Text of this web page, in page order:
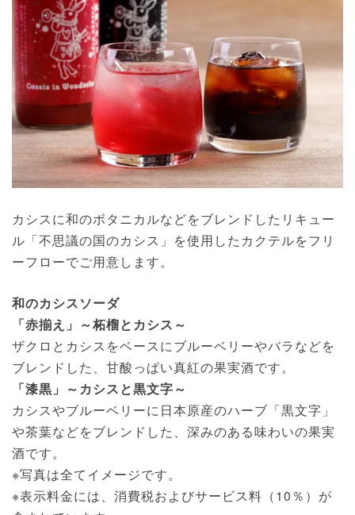
カシスに和のボタニカルなどをブレンドしたリキュー
ル「不思議の国のカシス」を使用したカクテルをフリ
ーフローでご用意します。
和のカシスソーダ
「赤揃え」～柘榴とカシス～
ザクロとカシスをベースにブルーベリーやバラなどを
ブレンドした、甘酸っぱい真紅の果実酒です。
「漆黒」～カシスと黒文字～
カシスやブルーベリーに日本原産のハーブ「黒文字」
や茶葉などをブレンドした、深みのある味わいの果実
酒です。
※写真は全てイメージです。
※表示料金には、消費税およびサービス料（10％）が